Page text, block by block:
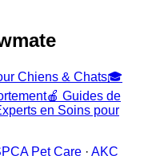
Chiens & Chats🎓
🍎 Guides de
en Soins pour
Pet Care · AKC